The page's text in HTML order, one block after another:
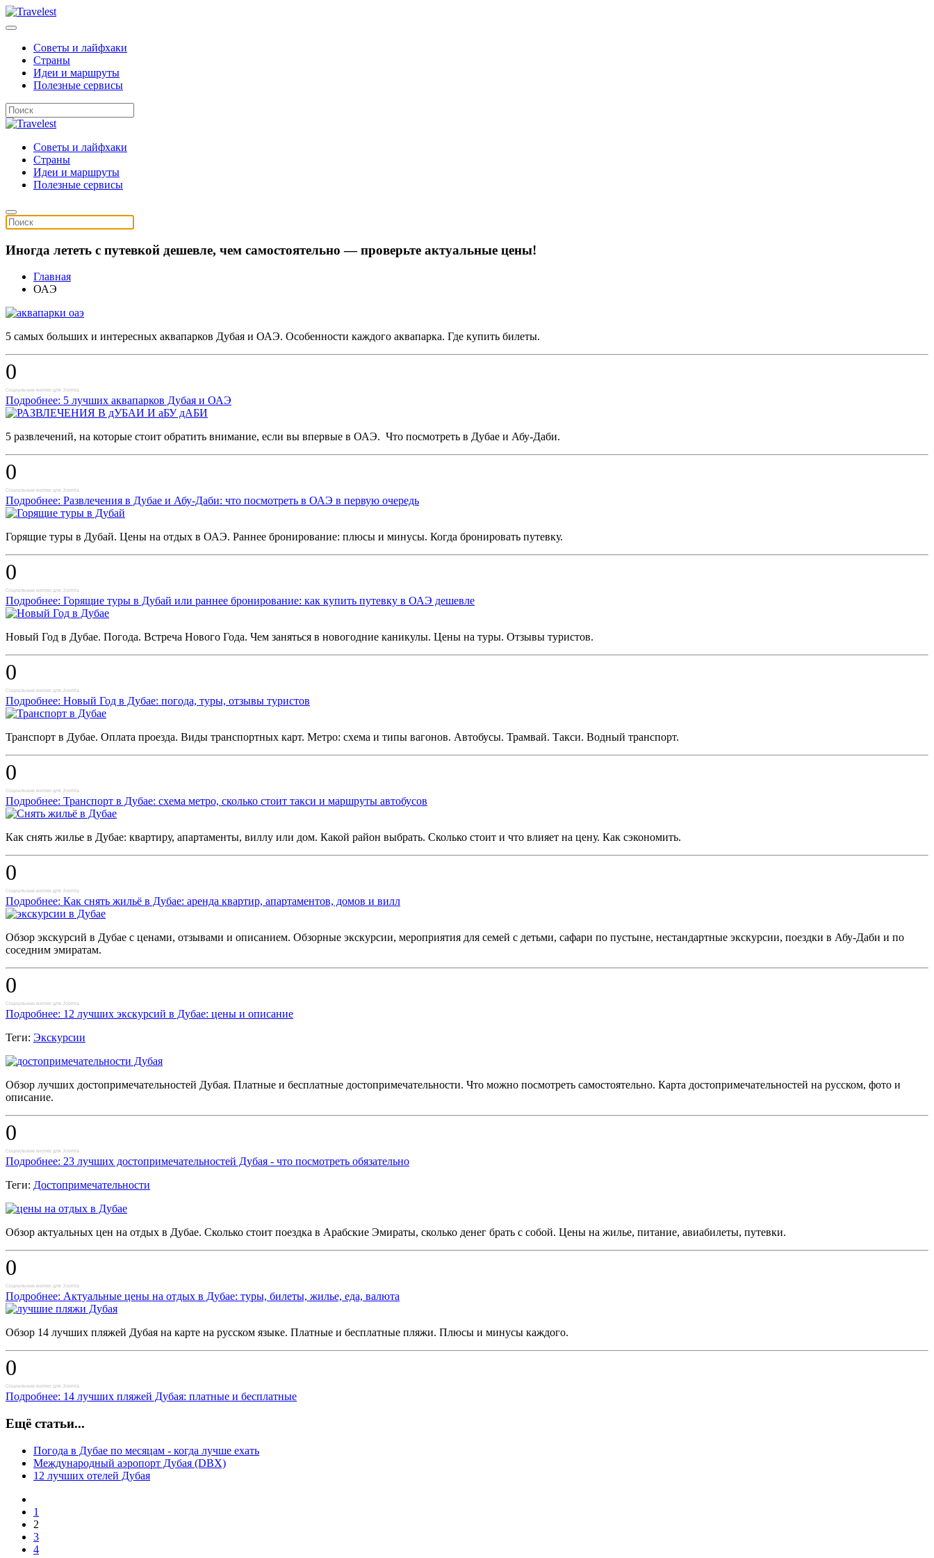
Советы и лайфхаки
Страны
Идеи и маршруты
Полезные сервисы
Советы и лайфхаки
Страны
Идеи и маршруты
Полезные сервисы
Иногда лететь с путевкой дешевле, чем самостоятельно — проверьте актуальные цены!
Главная
ОАЭ
5 самых больших и интересных аквапарков Дубая и ОАЭ. Особенности каждого аквапарка. Где купить билеты.
0
Социальные кнопки для Joomla
Подробнее: 5 лучших аквапарков Дубая и ОАЭ
5 развлечений, на которые стоит обратить внимание, если вы впервые в ОАЭ. Что посмотреть в Дубае и Абу-Даби.
0
Социальные кнопки для Joomla
Подробнее: Развлечения в Дубае и Абу-Даби: что посмотреть в ОАЭ в первую очередь
Горящие туры в Дубай. Цены на отдых в ОАЭ. Раннее бронирование: плюсы и минусы. Когда бронировать путевку.
0
Социальные кнопки для Joomla
Подробнее: Горящие туры в Дубай или раннее бронирование: как купить путевку в ОАЭ дешевле
Новый Год в Дубае. Погода. Встреча Нового Года. Чем заняться в новогодние каникулы. Цены на туры. Отзывы туристов.
0
Социальные кнопки для Joomla
Подробнее: Новый Год в Дубае: погода, туры, отзывы туристов
Транспорт в Дубае. Оплата проезда. Виды транспортных карт. Метро: схема и типы вагонов. Автобусы. Трамвай. Такси. Водный транспорт.
0
Социальные кнопки для Joomla
Подробнее: Транспорт в Дубае: схема метро, сколько стоит такси и маршруты автобусов
Как снять жилье в Дубае: квартиру, апартаменты, виллу или дом. Какой район выбрать. Сколько стоит и что влияет на цену. Как сэкономить.
0
Социальные кнопки для Joomla
Подробнее: Как снять жильё в Дубае: аренда квартир, апартаментов, домов и вилл
Обзор экскурсий в Дубае с ценами, отзывами и описанием. Обзорные экскурсии, мероприятия для семей с детьми, сафари по пустыне, нестандартные экскурсии, поездки в Абу-Даби и по
соседним эмиратам.
0
Социальные кнопки для Joomla
Подробнее: 12 лучших экскурсий в Дубае: цены и описание
Теги: Экскурсии
Обзор лучших достопримечательностей Дубая. Платные и бесплатные достопримечательности. Что можно посмотреть самостоятельно. Карта достопримечательностей на русском, фото и
описание.
0
Социальные кнопки для Joomla
Подробнее: 23 лучших достопримечательностей Дубая - что посмотреть обязательно
Теги: Достопримечательности
Обзор актуальных цен на отдых в Дубае. Сколько стоит поездка в Арабские Эмираты, сколько денег брать с собой. Цены на жилье, питание, авиабилеты, путевки.
0
Социальные кнопки для Joomla
Подробнее: Актуальные цены на отдых в Дубае: туры, билеты, жилье, еда, валюта
Обзор 14 лучших пляжей Дубая на карте на русском языке. Платные и бесплатные пляжи. Плюсы и минусы каждого.
0
Социальные кнопки для Joomla
Подробнее: 14 лучших пляжей Дубая: платные и бесплатные
Ещё статьи...
Погода в Дубае по месяцам - когда лучше ехать
Международный аэропорт Дубая (DBX)
12 лучших отелей Дубая
1
2
3
4